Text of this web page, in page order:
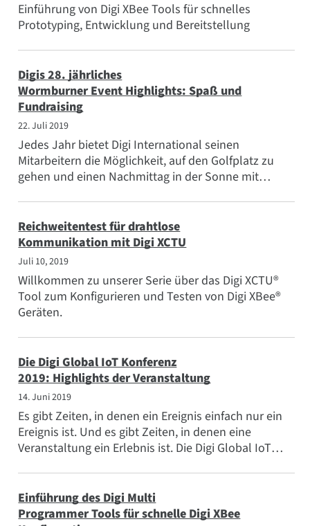
Einführung von Digi XBee Tools für schnelles
Prototyping, Entwicklung und Bereitstellung
Digis 28. jährliches
Wormburner Event Highlights: Spaß und
Fundraising
22. Juli 2019
Jedes Jahr bietet Digi International seinen
Mitarbeitern die Möglichkeit, auf den Golfplatz zu
gehen und einen Nachmittag in der Sonne mit
Reichweitentest für drahtlose
Kommunikation mit Digi XCTU
Juli 10, 2019
Willkommen zu unserer Serie über das Digi XCTU®
Tool zum Konfigurieren und Testen von Digi XBee®
Geräten.
Die Digi Global IoT Konferenz
2019: Highlights der Veranstaltung
14. Juni 2019
Es gibt Zeiten, in denen ein Ereignis einfach nur ein
Ereignis ist. Und es gibt Zeiten, in denen eine
Veranstaltung ein Erlebnis ist. Die Digi Global IoT
Einführung des Digi Multi
Programmer Tools für schnelle Digi XBee